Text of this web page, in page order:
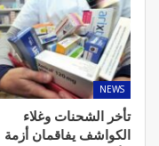
NEWS
تأخر الشحنات وغلاء
الكواشف يفاقمان أزمة